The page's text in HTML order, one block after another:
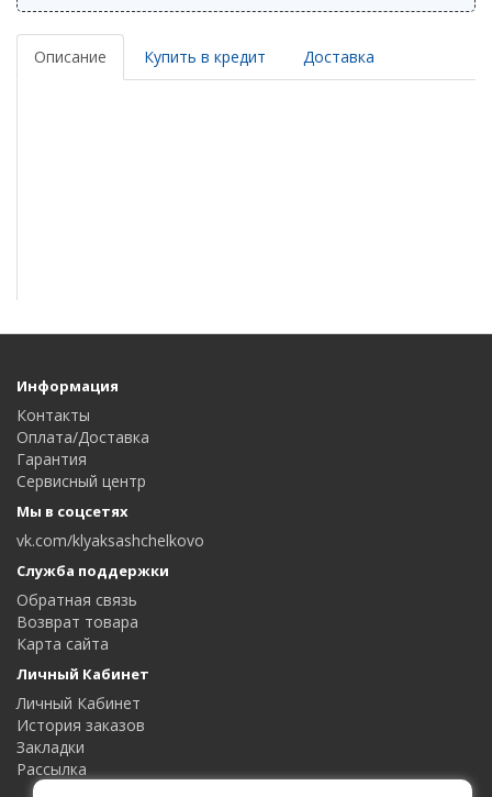
Описание Купить в кредит Доставка
Информация
Контакты
Оплата/Доставка
Гарантия
Сервисный центр
Мы в соцсетях
vk.com/klyaksashchelkovo
Служба поддержки
Обратная связь
Возврат товара
Карта сайта
Личный Кабинет
Личный Кабинет
История заказов
Закладки
Рассылка